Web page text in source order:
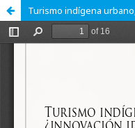
Turismo indígena